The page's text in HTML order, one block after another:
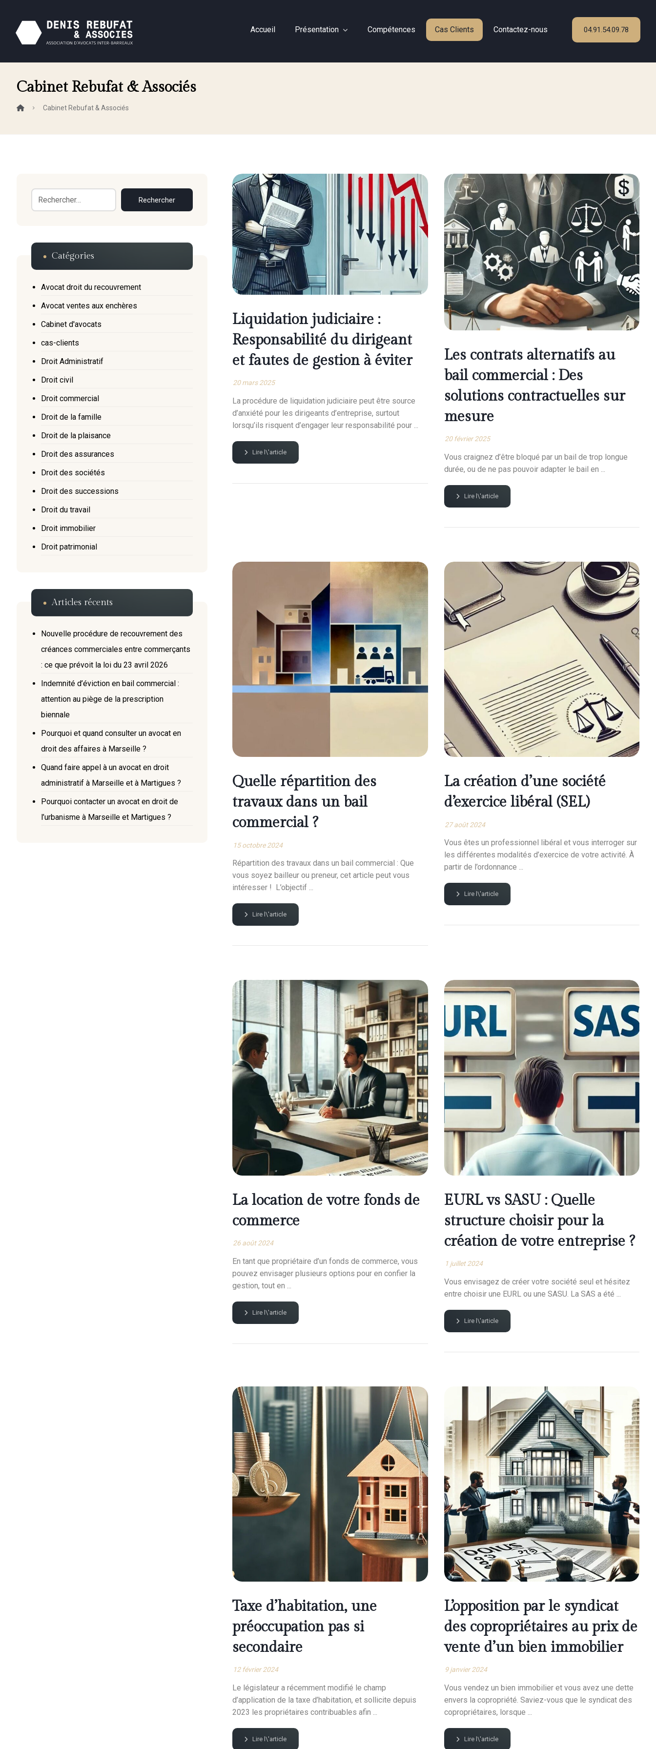
04.91.54.09.78
Accueil Présentation Compétences Cas Clients Contactez-nous
Cabinet Rebufat & Associés
Cabinet Rebufat & Associés
Liquidation judiciaire :
Responsabilité du dirigeant
et fautes de gestion à éviter
20 mars 2025
La procédure de liquidation judiciaire peut être source
d’anxiété pour les dirigeants d’entreprise, surtout
lorsqu’ils risquent d’engager leur responsabilité pour ...
Lire l\'article
Les contrats alternatifs au
bail commercial : Des
solutions contractuelles sur
mesure
20 février 2025
Vous craignez d’être bloqué par un bail de trop longue
durée, ou de ne pas pouvoir adapter le bail en ...
Lire l\'article
Quelle répartition des
travaux dans un bail
commercial ?
15 octobre 2024
Répartition des travaux dans un bail commercial : Que
vous soyez bailleur ou preneur, cet article peut vous
intéresser ! L’objectif ...
Lire l\'article
La création d’une société
d’exercice libéral (SEL)
27 août 2024
Vous êtes un professionnel libéral et vous interroger sur
les différentes modalités d’exercice de votre activité. À
partir de l’ordonnance ...
Lire l\'article
La location de votre fonds de
commerce
26 août 2024
En tant que propriétaire d’un fonds de commerce, vous
pouvez envisager plusieurs options pour en confier la
gestion, tout en ...
Lire l\'article
EURL vs SASU : Quelle
structure choisir pour la
création de votre entreprise ?
1 juillet 2024
Vous envisagez de créer votre société seul et hésitez
entre choisir une EURL ou une SASU. La SAS a été ...
Lire l\'article
Taxe d’habitation, une
préoccupation pas si
secondaire
12 février 2024
Le législateur a récemment modifié le champ
d’application de la taxe d’habitation, et sollicite depuis
2023 les propriétaires contribuables afin ...
Lire l\'article
L’opposition par le syndicat
des copropriétaires au prix de
vente d’un bien immobilier
9 janvier 2024
Vous vendez un bien immobilier et vous avez une dette
envers la copropriété. Saviez-vous que le syndicat des
copropriétaires, lorsque ...
Lire l\'article
Rechercher
Catégories
Avocat droit du recouvrement
Avocat ventes aux enchères
Cabinet d'avocats
cas-clients
Droit Administratif
Droit civil
Droit commercial
Droit de la famille
Droit de la plaisance
Droit des assurances
Droit des sociétés
Droit des successions
Droit du travail
Droit immobilier
Droit patrimonial
Articles récents
Nouvelle procédure de recouvrement des
créances commerciales entre commerçants
: ce que prévoit la loi du 23 avril 2026
Indemnité d’éviction en bail commercial :
attention au piège de la prescription
biennale
Pourquoi et quand consulter un avocat en
droit des affaires à Marseille ?
Quand faire appel à un avocat en droit
administratif à Marseille et à Martigues ?
Pourquoi contacter un avocat en droit de
l’urbanisme à Marseille et Martigues ?